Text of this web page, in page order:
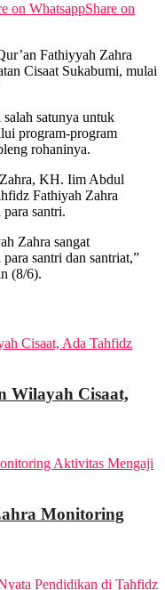
on WhatsappShare on
Fathiyyah Zahra
Cisaat Sukabumi, mulai
satunya untuk
program-program
rohaninya.
KH. Iim Abdul
Fathiyah Zahra
santri.
Zahra sangat
santri dan santriat,”
(8/6).
Wilayah Cisaat,
Monitoring